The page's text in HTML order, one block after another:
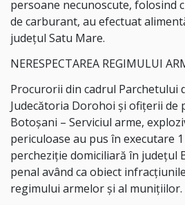
persoane necunoscute, folosind
de carburant, au efectuat
județul Satu Mare.
NERESPECTAREA REGIMULUI
Procurorii din cadrul Parchetului
Judecătoria Dorohoi şi ofiţerii de
Botoşani – Serviciul arme,
periculoase au pus în executare
percheziție domiciliară în judeţul
penal având ca obiect
regimului armelor și al munițiilor.